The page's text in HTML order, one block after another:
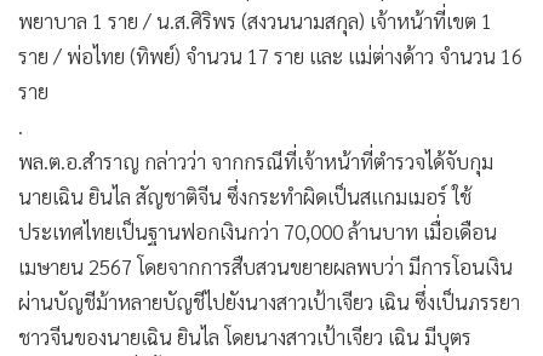
พยาบาล 1 ราย / น.ส.ศิริพร (สงวนนามสกุล) เจ้าหน้าที่เขต 1
ราย / พ่อไทย (ทิพย์) จำนวน 17 ราย และ แม่ต่างด้าว จำนวน 16
ราย
.
พล.ต.อ.สำราญ กล่าวว่า จากกรณีที่เจ้าหน้าที่ตำรวจได้จับกุม
นายเฉิน ยินไล สัญชาติจีน ซึ่งกระทำผิดเป็นสแกมเมอร์ ใช้
ประเทศไทยเป็นฐานฟอกเงินกว่า 70,000 ล้านบาท เมื่อเดือน
เมษายน 2567 โดยจากการสืบสวนขยายผลพบว่า มีการโอนเงิน
ผ่านบัญชีม้าหลายบัญชีไปยังนางสาวเป้าเจียว เฉิน ซึ่งเป็นภรรยา
ชาวจีนของนายเฉิน ยินไล โดยนางสาวเป้าเจียว เฉิน มีบุตร